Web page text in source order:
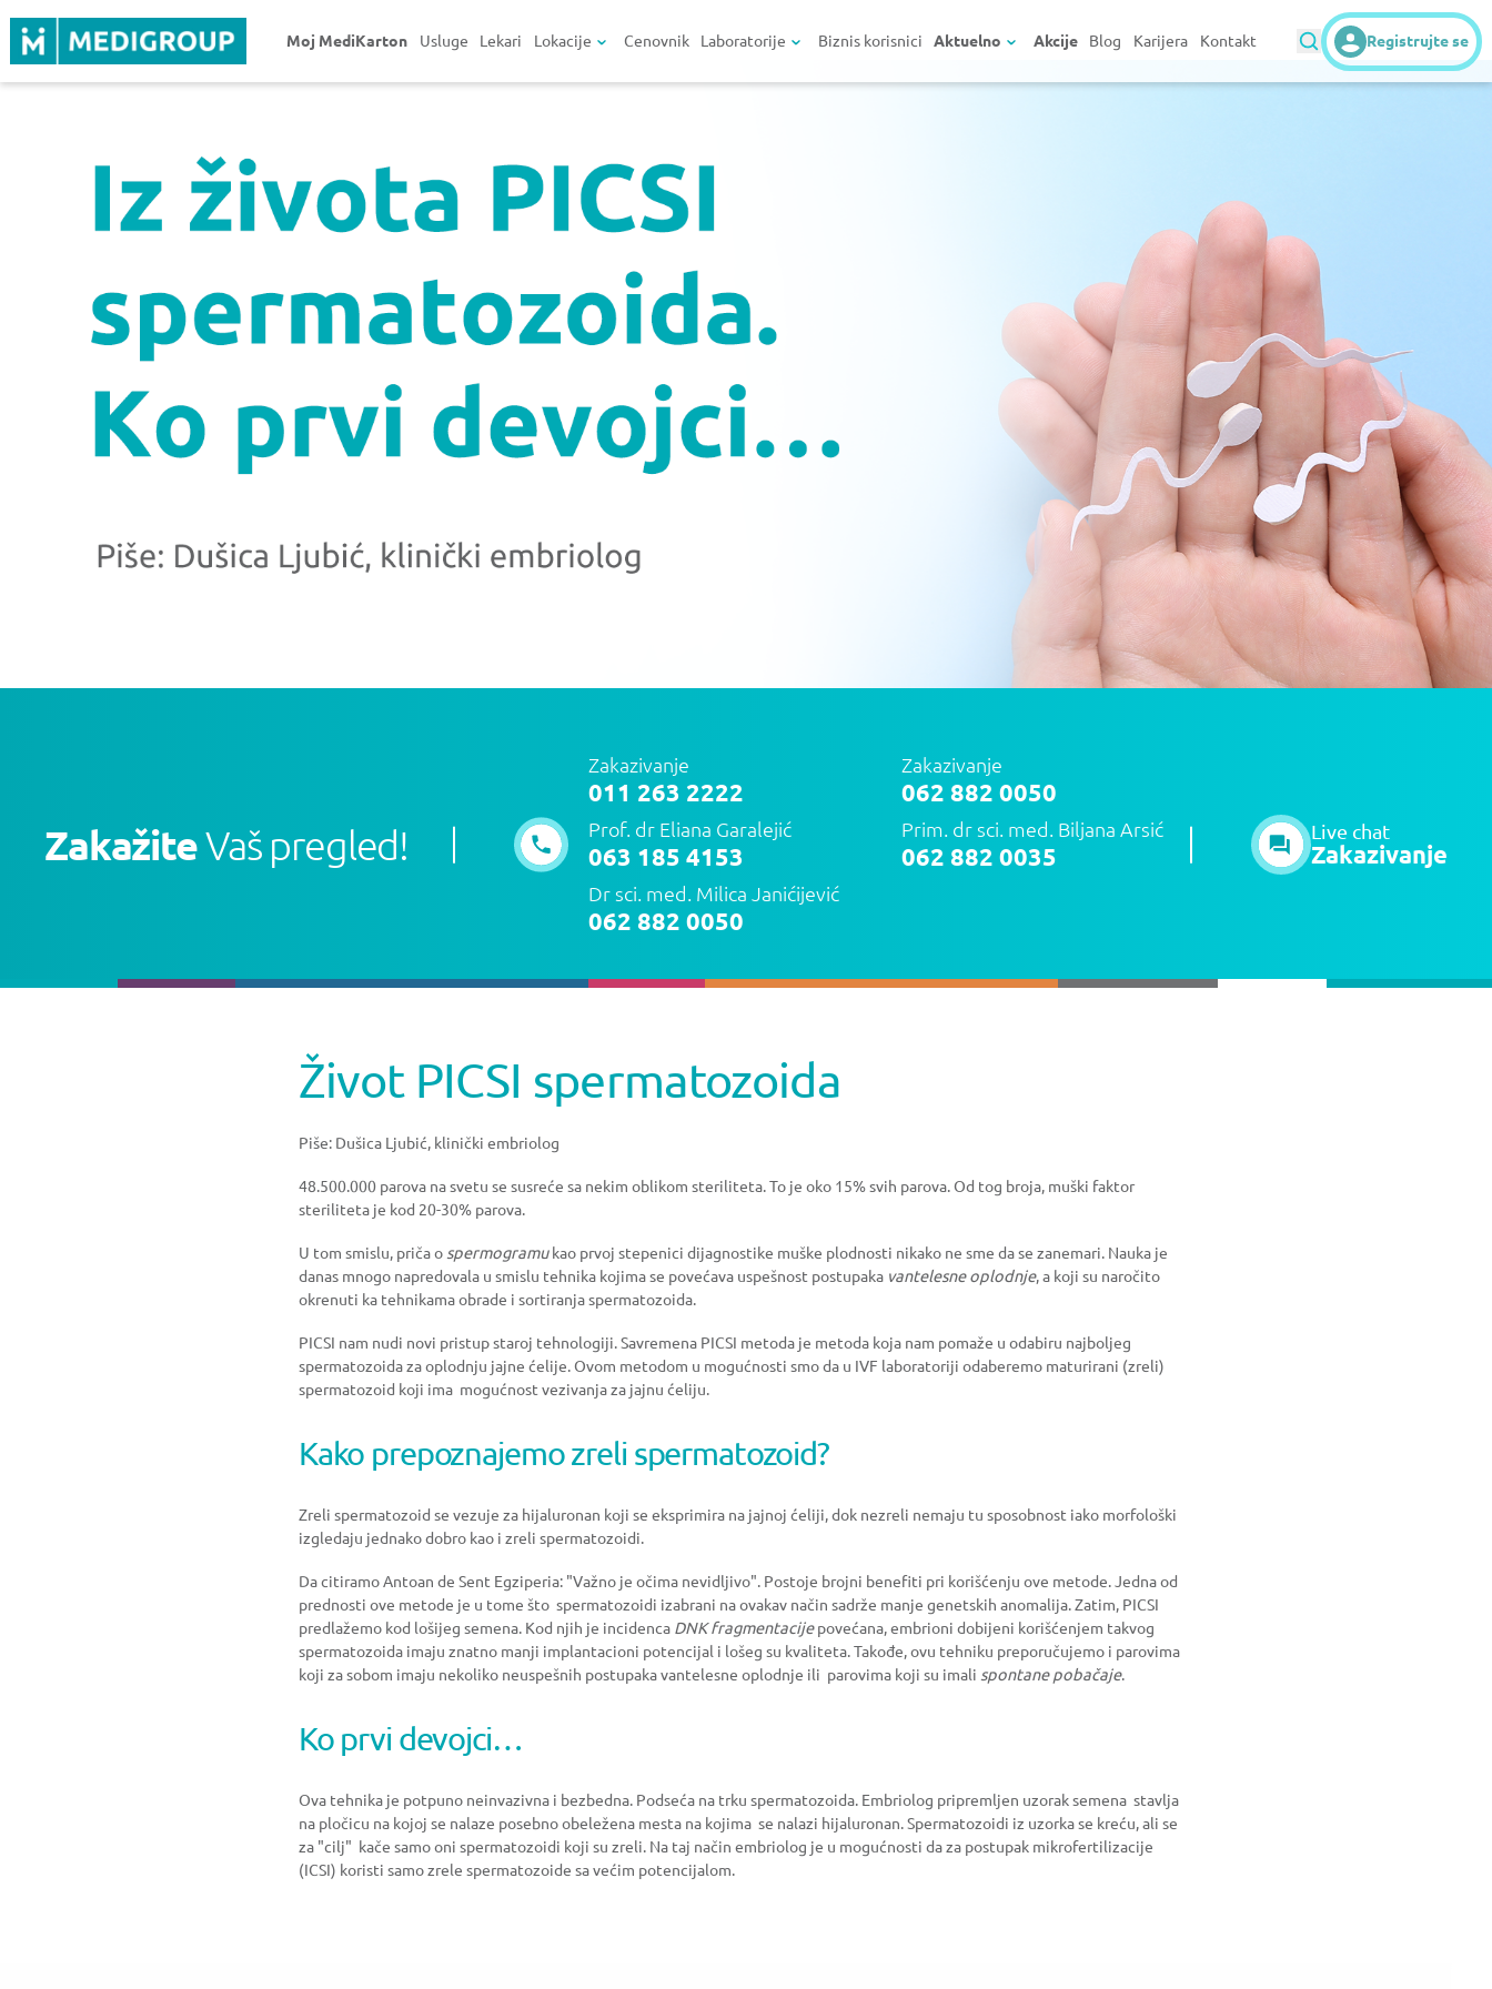
Moj MediKarton Usluge Lekari Lokacije Cenovnik Laboratorije Biznis korisnici Aktuelno Akcije Blog Karijera Kontakt Registrujte se
ZakažiteVaš pregled!
Zakazivanje
011 263 2222
Zakazivanje
062 882 0050
Prof. dr Eliana Garalejić
063 185 4153
Prim. dr sci. med. Biljana Arsić
062 882 0035
Dr sci. med. Milica Janićijević
062 882 0050
Live chat
Zakazivanje
Život PICSI spermatozoida
Piše: Dušica Ljubić, klinički embriolog
48.500.000 parova na svetu se susreće sa nekim oblikom steriliteta. To je oko 15% svih parova. Od tog broja, muški faktor
steriliteta je kod 20-30% parova.
U tom smislu, priča o spermogramu kao prvoj stepenici dijagnostike muške plodnosti nikako ne sme da se zanemari. Nauka je
danas mnogo napredovala u smislu tehnika kojima se povećava uspešnost postupakavantelesne oplodnje, a koji su naročito
okrenuti ka tehnikama obrade i sortiranja spermatozoida.
PICSI nam nudi novi pristup staroj tehnologiji. Savremena PICSI metoda je metoda koja nam pomaže u odabiru najboljeg
spermatozoida za oplodnju jajne ćelije. Ovom metodom u mogućnosti smo da u IVF laboratoriji odaberemo maturirani (zreli)
spermatozoid koji ima mogućnost vezivanja za jajnu ćeliju.
Kako prepoznajemo zreli spermatozoid?
Zreli spermatozoid se vezuje za hijaluronan koji se eksprimira na jajnoj ćeliji, dok nezreli nemaju tu sposobnost iako morfološki
izgledaju jednako dobro kao i zreli spermatozoidi.
Da citiramo Antoan de Sent Egziperia: "Važno je očima nevidljivo". Postoje brojni benefiti pri korišćenju ove metode. Jedna od
prednosti ove metode je u tome što spermatozoidi izabrani na ovakav način sadrže manje genetskih anomalija. Zatim, PICSI
predlažemo kod lošijeg semena. Kod njih je incidenca DNK fragmentacijepovećana, embrioni dobijeni korišćenjem takvog
spermatozoida imaju znatno manji implantacioni potencijal i lošeg su kvaliteta. Takođe, ovu tehniku preporučujemo i parovima
koji za sobom imaju nekoliko neuspešnih postupaka vantelesne oplodnje ili parovima koji su imali spontane pobačaje.
Ko prvi devojci…
Ova tehnika je potpuno neinvazivna i bezbedna. Podseća na trku spermatozoida. Embriolog pripremljen uzorak semena stavlja
na pločicu na kojoj se nalaze posebno obeležena mesta na kojima se nalazi hijaluronan. Spermatozoidi iz uzorka se kreću, ali se
za "cilj" kače samo oni spermatozoidi koji su zreli. Na taj način embriolog je u mogućnosti da za postupak mikrofertilizacije
(ICSI) koristi samo zrele spermatozoide sa većim potencijalom.